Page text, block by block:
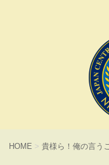
HOME > 貴様ら！俺の言う